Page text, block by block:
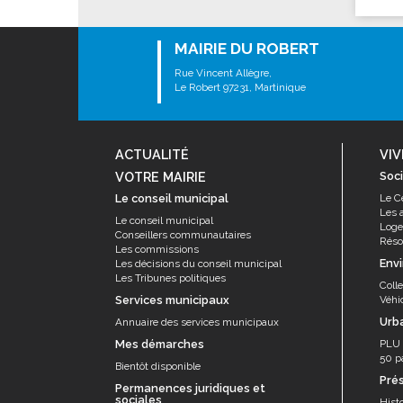
Les activités des associations
VIE PRATIQUE
Les espaces numériques
Infos baignade
Infos sargasse
Toilettes publiques
Stationnement
Les marchés
Le funéraire
SANTÉ
Annuaire santé
MAIRIE DU ROBERT
Rue Vincent Allègre,
Le Robert 97231, Martinique
ACTUALITÉ
VOTRE MAIRIE
Le conseil municipal
Le conseil municipal
Conseillers communautaires
Les commissions
Les décisions du conseil municipal
Les Tribunes politiques
Services municipaux
Annuaire des services municipaux
Mes démarches
Bientôt disponible
Permanences juridiques et
sociales
Le
Les
PLU
50